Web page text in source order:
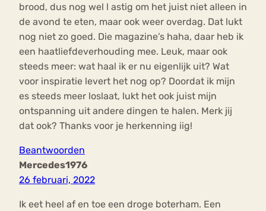
brood, dus nog wel l astig om het juist niet alleen in
de avond te eten, maar ook weer overdag. Dat lukt
nog niet zo goed. Die magazine’s haha, daar heb ik
een haatliefdeverhouding mee. Leuk, maar ook
steeds meer: wat haal ik er nu eigenlijk uit? Wat
voor inspiratie levert het nog op? Doordat ik mijn
es steeds meer loslaat, lukt het ook juist mijn
ontspanning uit andere dingen te halen. Merk jij
dat ook? Thanks voor je herkenning iig!
Beantwoorden
Mercedes1976
26 februari, 2022
Ik eet heel af en toe een droge boterham. Een